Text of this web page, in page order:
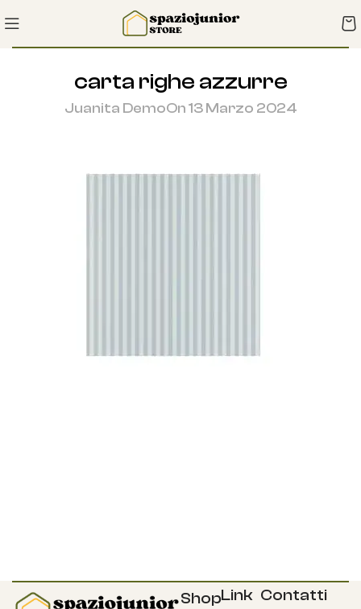
carta righe azzurre
Juanita DemoOn 13 Marzo 2024
ShopLink Contatti